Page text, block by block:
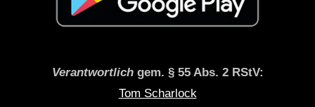
Verantwortlichgem. § 55 Abs. 2 RStV:
Tom Scharlock